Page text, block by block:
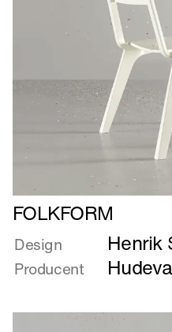
Læs
mere
om
FOLKFORM
FOLKFORM
Design Henrik
Producent